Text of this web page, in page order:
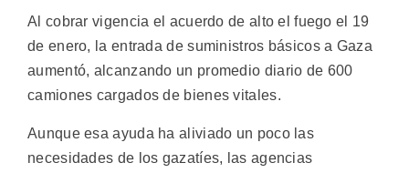
Al cobrar vigencia el acuerdo de alto el fuego el 19
de enero, la entrada de suministros básicos a Gaza
aumentó, alcanzando un promedio diario de 600
camiones cargados de bienes vitales.
Aunque esa ayuda ha aliviado un poco las
necesidades de los gazatíes, las agencias